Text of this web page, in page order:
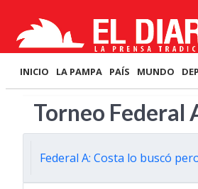
INICIO LA PAMPA PAÍS MUNDO
Torneo Federal
Federal A: Costa lo buscó